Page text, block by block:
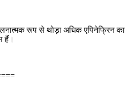
रूप से थोड़ा अधिक एपिनेफ्रिन का
हैं।